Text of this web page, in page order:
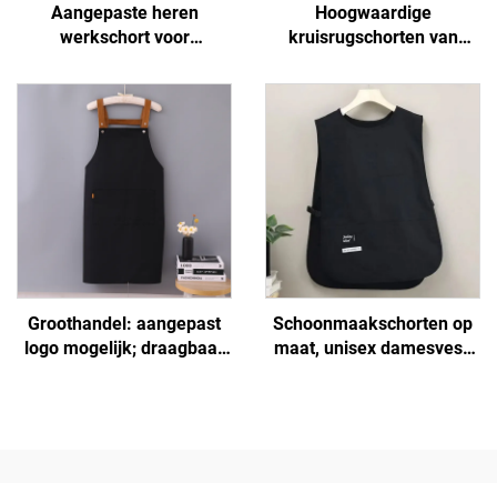
Aangepaste heren
werkschort voor
van canvas, met zakken
voor BBQ
Hoogwaardige
kruisrugschorten van
vrouwen en mannen,
geschikt voor
kunstenaars, kapsalons,
barista's, koffiebars en
Groothandel: aangepast
logo mogelijk; draagbaar
Schoonmaakschorten op
maat, unisex damesvest,